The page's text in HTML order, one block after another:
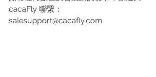
cacaFly 聯繫：
salesupport@cacafly.com